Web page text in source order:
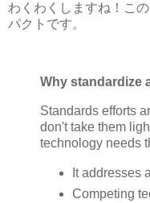
わくわくしますね！こ
パクトです。
Why standardize
Standards efforts
don't take them
technology needs
It addresses
Competing